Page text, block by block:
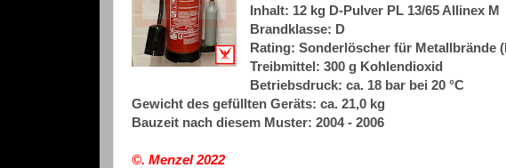
Inhalt: 12 kg D-Pulver PL 13/65 Allinex M
Brandklasse: D
Rating: Sonderlöscher für Metallbrände
Treibmittel: 300 g Kohlendioxid
Betriebsdruck: ca. 18 bar bei 20 °C
Gewicht des gefüllten Geräts: ca. 21,0 kg
Bauzeit nach diesem Muster: 2004 - 2006
©. Menzel2022